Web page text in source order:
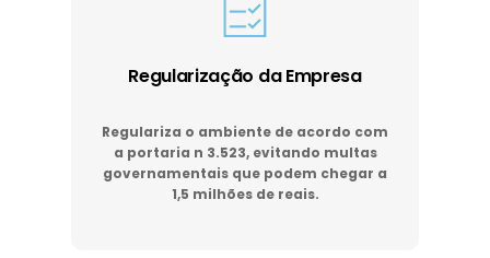
Regularização da Empresa
Regulariza o ambiente de acordo com
a portaria n 3.523, evitando multas
governamentais que podem chegar a
1,5 milhões de reais.